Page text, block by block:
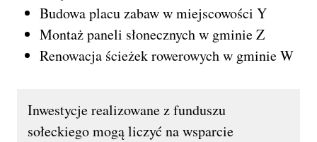
Budowa placu zabaw w miejscowości Y
Montaż paneli słonecznych w gminie Z
Renowacja ścieżek rowerowych w gminie W
Inwestycje realizowane z funduszu
sołeckiego mogą liczyć na wsparcie